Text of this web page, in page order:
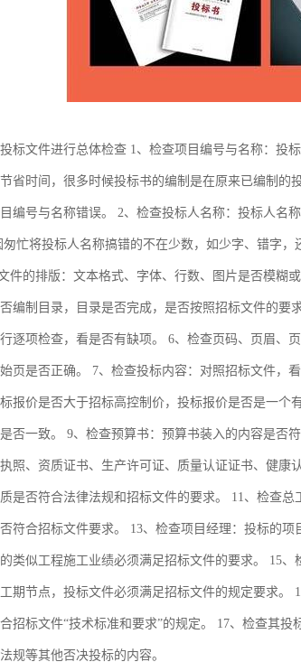
标文件进行总体检查 1、检查项目编号与名称：投
省时间，很多时候投标书的编制是在原来已编制的
编号与名称错误。 2、检查投标人名称：投标人名
忙将投标人名称搞错的不在少数，如少字、错字
件的排版：文本格式、字体、行数、图片是否模糊
编制目录，目录是否完成，是否按照招标文件的
逐项检查，看是否有缺项。 6、检查页码、页眉、
页是否正确。 7、检查投标内容：对照招标文件，
报价是否大于招标高控制价，投标报价是否是一个
是否一致。 9、检查预算书：预算书装入的内容是
照、资质证书、生产许可证、质量认证证书、健
是否符合法律法规和招标文件的要求。 11、检查
符合招标文件要求。 13、检查项目经理：投标的
类似工程施工业绩必须满足招标文件的要求。 15
期节点，投标文件必须满足招标文件的规定要求
招标文件“技术标准和要求”的规定。 17、检查其
规等其他否决投标的内容。